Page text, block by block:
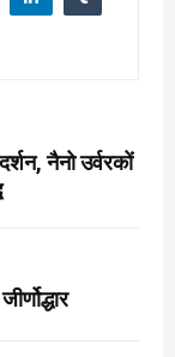
नैनो उर्वरकों